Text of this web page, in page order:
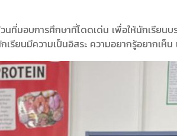
นที่มอบการศึกษาที่โดดเด่น เพื่อให้นักเรียน
ยนมีความเป็นอิสระ ความอยากรู้อยากเห็